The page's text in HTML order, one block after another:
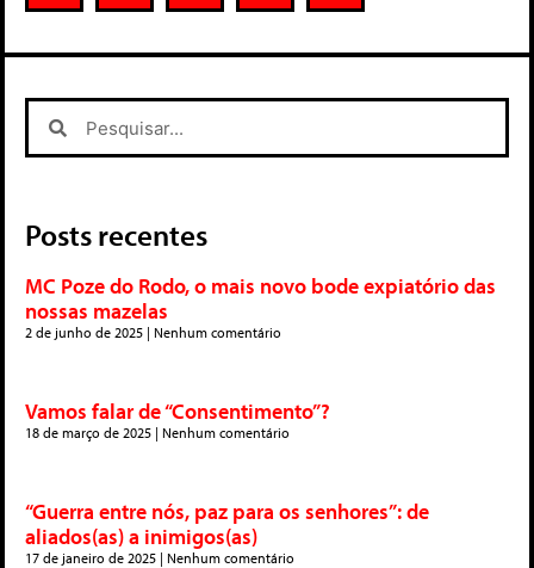
Posts recentes
MC Poze do Rodo, o mais novo bode expiatório das
nossas mazelas
2 de junho de 2025 Nenhum comentário
Vamos falar de “Consentimento”?
18 de março de 2025 Nenhum comentário
“Guerra entre nós, paz para os senhores”: de
aliados(as) a inimigos(as)
17 de janeiro de 2025 Nenhum comentário